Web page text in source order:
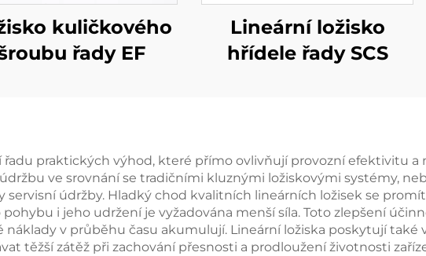
kuličkového
řady EF
Lineární ložisko
hřídele řady SCS
praktických výhod, které přímo ovlivňují provozní efektivitu a
ve srovnání se tradičními kluznými ložiskovými systémy,
údržby. Hladký chod kvalitních lineárních ložisek se
i jeho udržení je vyžadována menší síla. Toto zlepšení
v průběhu času akumulují. Lineární ložiska poskytují také
těžší zátěž při zachování přesnosti a prodloužení životnosti